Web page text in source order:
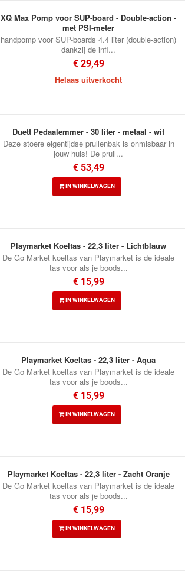
XQ Max Pomp voor SUP-board - Double-action -
met PSI-meter
handpomp voor SUP-boards 4.4 liter (double-action)
dankzij de infl...
€ 29,49
Helaas uitverkocht
Duett Pedaalemmer - 30 liter - metaal - wit
Deze stoere eigentijdse prullenbak is onmisbaar in
jouw huis! De prull...
€ 53,49
IN WINKELWAGEN
Playmarket Koeltas - 22,3 liter - Lichtblauw
De Go Market koeltas van Playmarket is de ideale
tas voor als je boods...
€ 15,99
IN WINKELWAGEN
Playmarket Koeltas - 22,3 liter - Aqua
De Go Market koeltas van Playmarket is de ideale
tas voor als je boods...
€ 15,99
IN WINKELWAGEN
Playmarket Koeltas - 22,3 liter - Zacht Oranje
De Go Market koeltas van Playmarket is de ideale
tas voor als je boods...
€ 15,99
IN WINKELWAGEN